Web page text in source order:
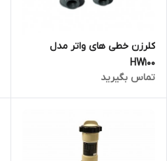
کلرزن خطی های واتر مدل
HW100
تماس بگیرید